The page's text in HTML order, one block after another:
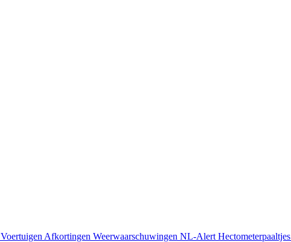
Voertuigen Afkortingen Weerwaarschuwingen NL-Alert Hectometerpaaltjes